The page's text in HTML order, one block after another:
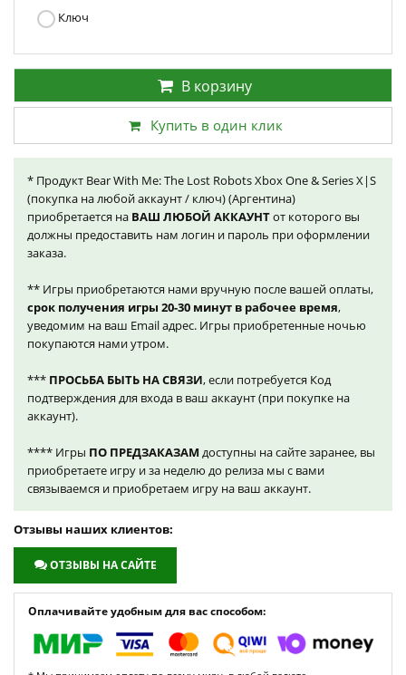
Ключ
В корзину
Купить в один клик
* Продукт Bear With Me: The Lost Robots Xbox One & Series X|S
(покупка на любой аккаунт / ключ) (Аргентина)
приобретается на ВАШ ЛЮБОЙ АККАУНТот которого вы
должны предоставить нам логин и пароль при оформлении
заказа.
** Игры приобретаются нами вручную после вашей оплаты,
срок получения игры 20-30 минут в рабочее время,
уведомим на ваш Email адрес. Игры приобретенные ночью
покупаются нами утром.
*** ПРОСЬБА БЫТЬ НА СВЯЗИ, если потребуется Код
подтверждения для входа в ваш аккаунт (при покупке на
аккаунт).
**** Игры ПО ПРЕДЗАКАЗАМ доступны на сайте заранее, вы
приобретаете игру и за неделю до релиза мы с вами
связываемся и приобретаем игру на ваш аккаунт.
Отзывы наших клиентов:
ОТЗЫВЫ НА САЙТЕ
Оплачивайте удобным для вас способом: